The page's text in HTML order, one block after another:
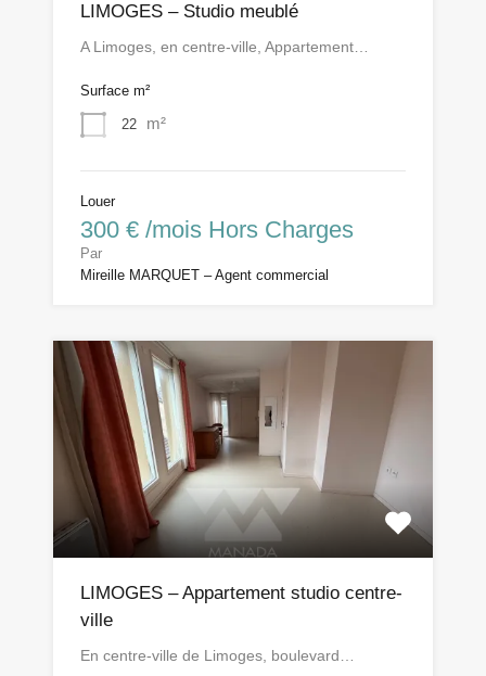
LIMOGES – Studio meublé
A Limoges, en centre-ville, Appartement…
Surface m²
22 m²
Louer
300 € /mois Hors Charges
Par
Mireille MARQUET – Agent commercial
LIMOGES – Appartement studio centre-
ville
En centre-ville de Limoges, boulevard…